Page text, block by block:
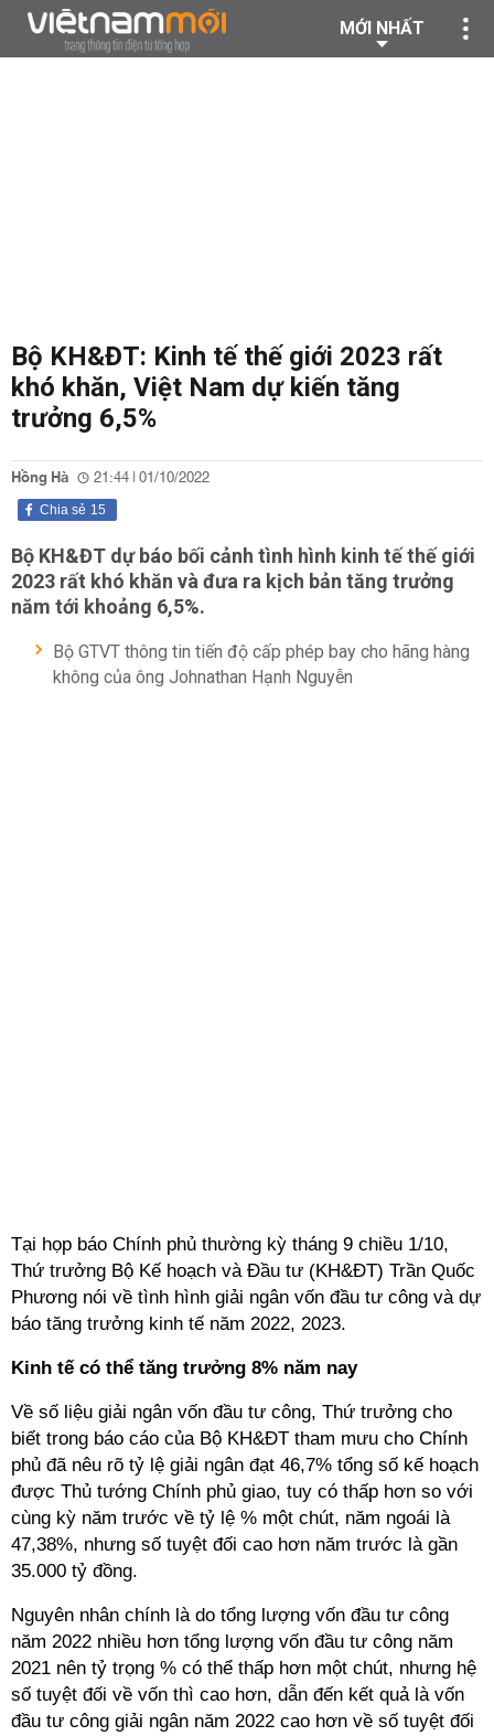
MỚI NHẤT
Bộ KH&ĐT: Kinh tế thế giới 2023 rất
khó khăn, Việt Nam dự kiến tăng
trưởng 6,5%
Hồng Hà 21:44 | 01/10/2022
15
Chia sẻ
Bộ KH&ĐT dự báo bối cảnh tình hình kinh tế thế giới
2023 rất khó khăn và đưa ra kịch bản tăng trưởng
năm tới khoảng 6,5%.
Bộ GTVT thông tin tiến độ cấp phép bay cho hãng hàng
không của ông Johnathan Hạnh Nguyễn
Tại họp báo Chính phủ thường kỳ tháng 9 chiều 1/10,
Thứ trưởng Bộ Kế hoạch và Đầu tư (KH&ĐT) Trần Quốc
Phương nói về tình hình giải ngân vốn đầu tư công và dự
báo tăng trưởng kinh tế năm 2022, 2023.
Kinh tế có thể tăng trưởng 8% năm nay
Về số liệu giải ngân vốn đầu tư công, Thứ trưởng cho
biết trong báo cáo của Bộ KH&ĐT tham mưu cho Chính
phủ đã nêu rõ tỷ lệ giải ngân đạt 46,7% tổng số kế hoạch
được Thủ tướng Chính phủ giao, tuy có thấp hơn so với
cùng kỳ năm trước về tỷ lệ % một chút, năm ngoái là
47,38%, nhưng số tuyệt đối cao hơn năm trước là gần
35.000 tỷ đồng.
Nguyên nhân chính là do tổng lượng vốn đầu tư công
năm 2022 nhiều hơn tổng lượng vốn đầu tư công năm
2021 nên tỷ trọng % có thể thấp hơn một chút, nhưng hệ
số tuyệt đối về vốn thì cao hơn, dẫn đến kết quả là vốn
đầu tư công giải ngân năm 2022 cao hơn về số tuyệt đối